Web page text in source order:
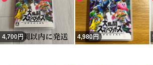
4,700円 4,980円